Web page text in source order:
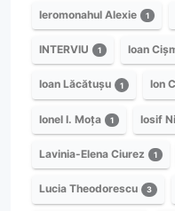
Ieromonahul Alexie 1
INTERVIU 1 Ioan
Ioan Lăcătușu 1 Ion
Ionel I. Moța 1 Iosif
Lavinia-Elena Ciurez 1
Lucia Theodorescu 3